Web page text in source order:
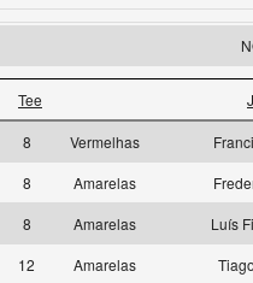
Tee
8 Vermelhas
8 Amarelas
8 Amarelas
Luís
12 Amarelas